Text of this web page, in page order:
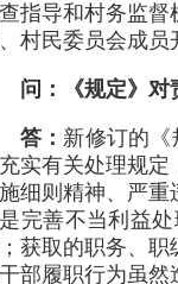
指导和村务监
村民委员会成
问：《规定》
答： 新修订的
实有关处理规
细则精神、严
完善不当利益
获取的职务、
部履职行为虽